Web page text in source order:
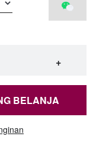
+
BELANJA